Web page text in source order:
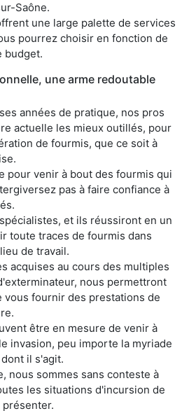
Saône.
une large palette de services
pourrez choisir en fonction de
budget.
une arme redoutable
années de pratique, nos pros
actuelle les mieux outillés, pour
de fourmis, que ce soit à
pour venir à bout des fourmis qui
pas à faire confiance à
et ils réussiront en un
toute traces de fourmis dans
de travail.
acquises au cours des multiples
nous permettront
vous fournir des prestations de
être en mesure de venir à
invasion, peu importe la myriade
il s'agit.
nous sommes sans conteste à
les situations d'incursion de